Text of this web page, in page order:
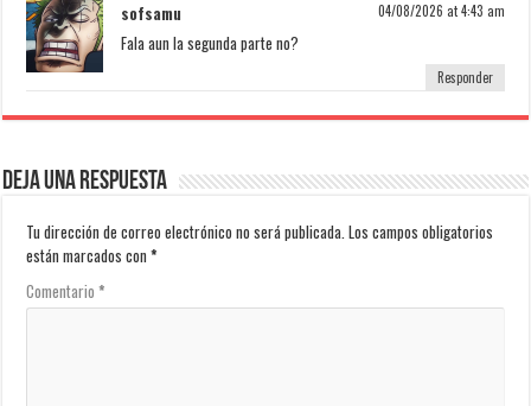
sofsamu 04/08/2026 at 4:43 am
Fala aun la segunda parte no?
Responder
Deja una respuesta
Tu dirección de correo electrónico no será publicada. Los campos obligatorios
están marcados con*
Comentario*